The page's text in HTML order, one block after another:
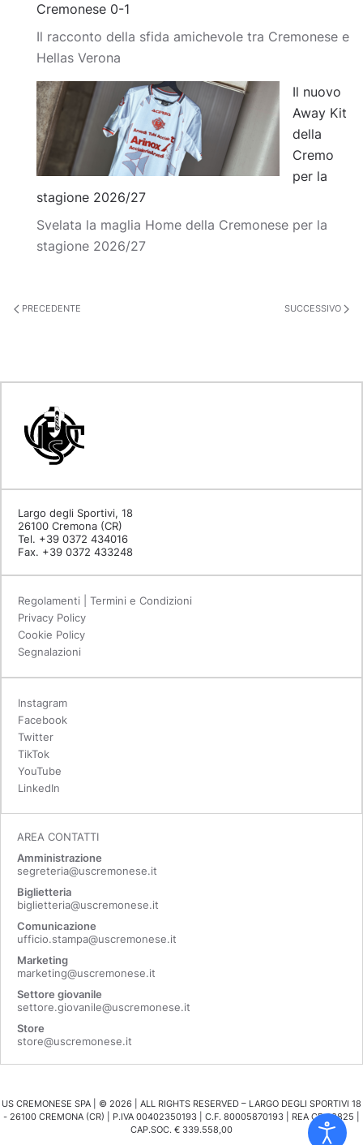
Cremonese 0-1
Il racconto della sfida amichevole tra Cremonese e
Hellas Verona
Il nuovo
Away Kit
della
Cremo
per la
stagione 2026/27
Svelata la maglia Home della Cremonese per la
stagione 2026/27
PRECEDENTE SUCCESSIVO
Largo degli Sportivi, 18
26100 Cremona (CR)
Tel. +39 0372 434016
Fax. +39 0372 433248
Regolamenti | Termini e Condizioni
Privacy Policy
Cookie Policy
Segnalazioni
Instagram
Facebook
Twitter
TikTok
YouTube
LinkedIn
AREA CONTATTI
Amministrazione
segreteria@uscremonese.it
Biglietteria
biglietteria@uscremonese.it
Comunicazione
ufficio.stampa@uscremonese.it
Marketing
marketing@uscremonese.it
Settore giovanile
settore.giovanile@uscremonese.it
Store
store@uscremonese.it
US CREMONESE SPA | © 2026 | ALL RIGHTS RESERVED – LARGO DEGLI SPORTIVI 18
- 26100 CREMONA (CR) | P.IVA 00402350193 | C.F. 80005870193 | REA CR 98825 |
CAP.SOC. € 339.558,00